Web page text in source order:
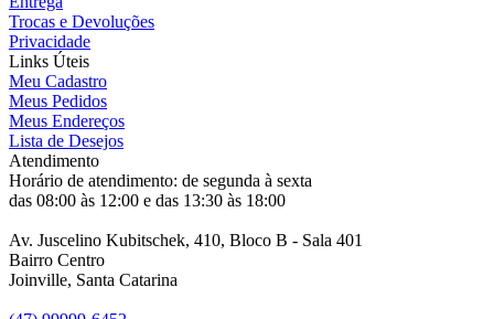
Trocas e Devoluções
Privacidade
Links Úteis
Meu Cadastro
Meus Pedidos
Meus Endereços
Lista de Desejos
Atendimento
Horário de atendimento: de segunda à sexta
das 08:00 às 12:00 e das 13:30 às 18:00
Av. Juscelino Kubitschek, 410, Bloco B - Sala 401
Bairro Centro
Joinville, Santa Catarina